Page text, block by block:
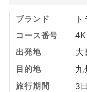
ブランド
コース番号
出発地 大
目的地 九
旅行期間 3
ご夫婦限定
女性限定
年齢制限あり